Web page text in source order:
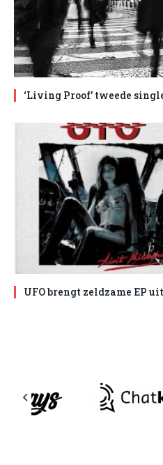
‘Living Proof’ tweede
UFO brengt zeldzame EP